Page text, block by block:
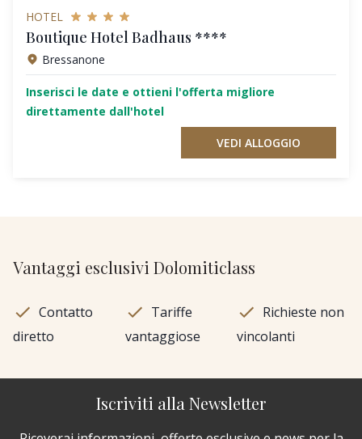
HOTEL
Boutique Hotel Badhaus ****
Bressanone
Inserisci le date e ottieni l'offerta migliore
direttamente dall'hotel
VEDI ALLOGGIO
Vantaggi esclusivi Dolomiticlass
Contatto
diretto
Tariffe
vantaggiose
Richieste non
vincolanti
Iscriviti alla Newsletter